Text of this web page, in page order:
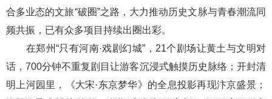
合多业态的文旅“破圈”之路，大力推动历史文脉与青春潮流同
频共振，已有众多项目持续出圈出彩。
在郑州“只有河南·戏剧幻城”，21个剧场让黄土与文明对
话，700分钟不重复剧目让游客沉浸式触摸历史脉络；开封清
明上河园里，《大宋·东京梦华》的全息投影再现汴京盛景；